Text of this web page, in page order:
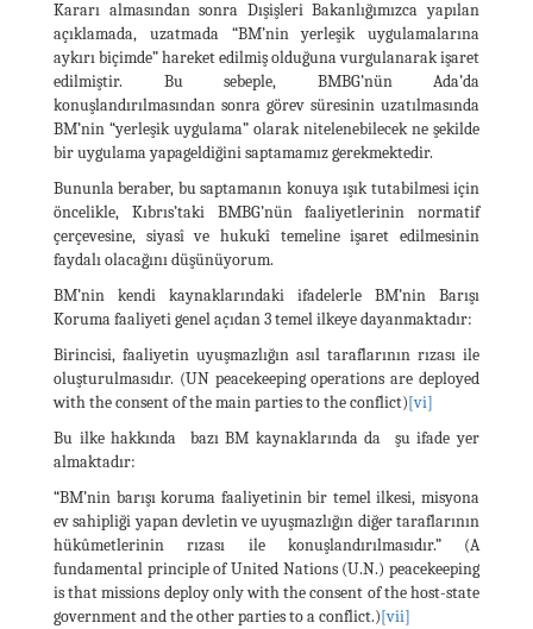
Kararı almasından sonra Dışişleri Bakanlığımızca yapılan
açıklamada, uzatmada “BM’nin yerleşik uygulamalarına
aykırı biçimde” hareket edilmiş olduğuna vurgulanarak işaret
edilmiştir. Bu sebeple, BMBG’nün Ada’da
konuşlandırılmasından sonra görev süresinin uzatılmasında
BM’nin “yerleşik uygulama” olarak nitelenebilecek ne şekilde
bir uygulama yapageldiğini saptamamız gerekmektedir.
Bununla beraber, bu saptamanın konuya ışık tutabilmesi için
öncelikle, Kıbrıs’taki BMBG’nün faaliyetlerinin normatif
çerçevesine, siyasî ve hukukî temeline işaret edilmesinin
faydalı olacağını düşünüyorum.
BM’nin kendi kaynaklarındaki ifadelerle BM’nin Barışı
Koruma faaliyeti genel açıdan 3 temel ilkeye dayanmaktadır:
Birincisi, faaliyetin uyuşmazlığın asıl taraflarının rızası ile
oluşturulmasıdır. (UN peacekeeping operations are deployed
with the consent of the main parties to the conflict)[vi]
Bu ilke hakkında bazı BM kaynaklarında da şu ifade yer
almaktadır:
“BM’nin barışı koruma faaliyetinin bir temel ilkesi, misyona
ev sahipliği yapan devletin ve uyuşmazlığın diğer taraflarının
hükûmetlerinin rızası ile konuşlandırılmasıdır.” (A
fundamental principle of United Nations (U.N.) peacekeeping
is that missions deploy only with the consent of the host-state
government and the other parties to a conflict.)[vii]